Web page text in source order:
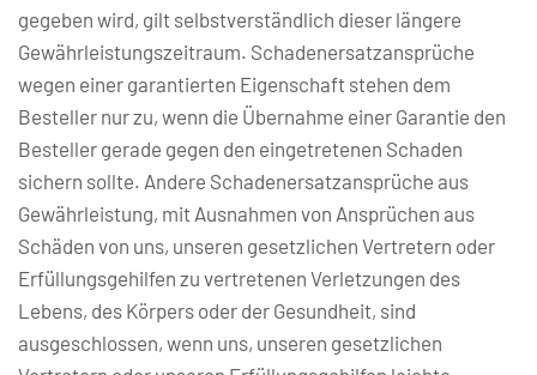
gegeben wird, gilt selbstverständlich dieser längere
Gewährleistungszeitraum. Schadenersatzansprüche
wegen einer garantierten Eigenschaft stehen dem
Besteller nur zu, wenn die Übernahme einer Garantie den
Besteller gerade gegen den eingetretenen Schaden
sichern sollte. Andere Schadenersatzansprüche aus
Gewährleistung, mit Ausnahmen von Ansprüchen aus
Schäden von uns, unseren gesetzlichen Vertretern oder
Erfüllungsgehilfen zu vertretenen Verletzungen des
Lebens, des Körpers oder der Gesundheit, sind
ausgeschlossen, wenn uns, unseren gesetzlichen